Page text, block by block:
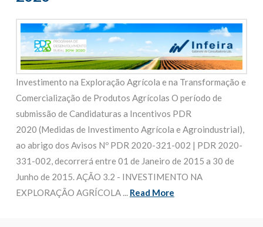
Investimento na Exploração Agrícola e na Transformação e
Comercialização de Produtos Agrícolas O período de
submissão de Candidaturas a Incentivos PDR
2020 (Medidas de Investimento Agrícola e Agroindustrial),
ao abrigo dos Avisos Nº PDR 2020-321-002 | PDR 2020-
331-002, decorrerá entre 01 de Janeiro de 2015 a 30 de
Junho de 2015. AÇÃO 3.2 - INVESTIMENTO NA
EXPLORAÇÃO AGRÍCOLA ... Read More